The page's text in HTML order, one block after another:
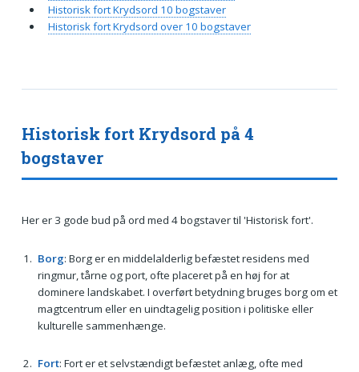
Historisk fort Krydsord på 4
bogstaver
Her er 3 gode bud på ord med 4 bogstaver til 'Historisk fort'.
Borg: Borg er en middelalderlig befæstet residens med
ringmur, tårne og port, ofte placeret på en høj for at
dominere landskabet. I overført betydning bruges borg om et
magtcentrum eller en uindtagelig position i politiske eller
kulturelle sammenhænge.
Fort: Fort er et selvstændigt befæstet anlæg, ofte med
Historisk fort Krydsord 10 bogstaver
Historisk fort Krydsord over 10 bogstaver